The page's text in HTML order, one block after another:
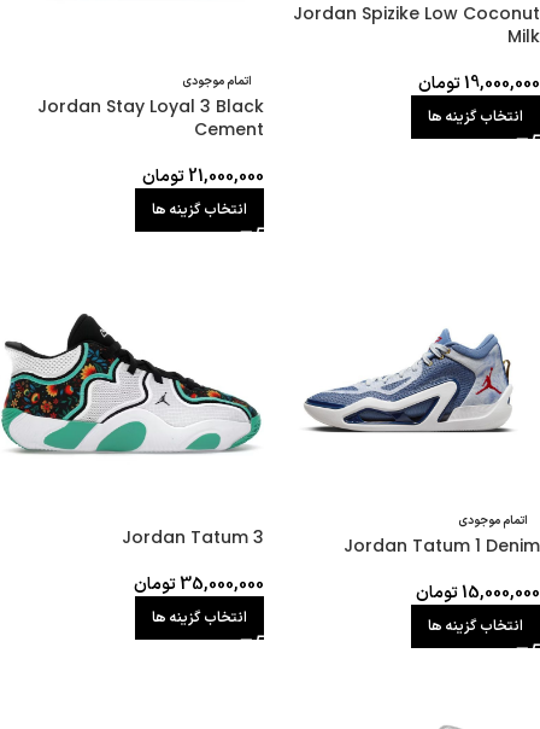
Jordan Spizike Low Coconut
Milk
19,000,000تومان
انتخاب گزینه ها
اتمام موجودی
Jordan Stay Loyal 3 Black
Cement
21,000,000تومان
انتخاب گزینه ها
اتمام موجودی
Jordan Tatum 1 Denim
15,000,000تومان
انتخاب گزینه ها
Jordan Tatum 3
35,000,000تومان
انتخاب گزینه ها